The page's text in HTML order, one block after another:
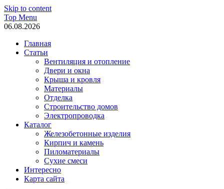
Skip to content
Top Menu
06.08.2026
Главная
Статьи
Вентиляция и отопление
Двери и окна
Крыша и кровля
Материалы
Отделка
Строительство домов
Электропроводка
Каталог
Железобетонные изделия
Кирпич и камень
Пиломатериалы
Сухие смеси
Интересно
Карта сайта